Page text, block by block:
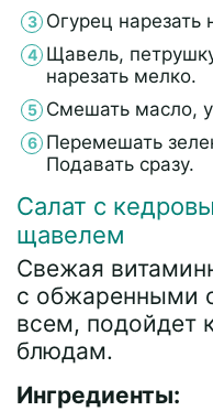
Огурец нарезать
Щавель,
нарезать мелко.
Смешать масло,
Перемешать
Подавать сразу.
Салат с
щавелем
Свежая
с обжаренными
всем,
блюдам.
Ингредиенты: